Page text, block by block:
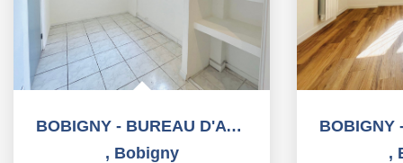
BOBIGNY - BUREAU D'AVOCAT - 10,50 m2
, Bobigny ,